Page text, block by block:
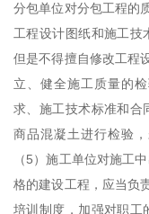
分包单位对分包工程的
工程设计图纸和施工技
但是不得擅自修改工程
立、健全施工质量的
求、施工技术标准和合
商品混凝土进行检验
（5）施工单位对施工
格的建设工程，应当负
培训制度，加强对职工